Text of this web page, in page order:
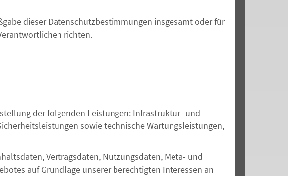
dieser Datenschutzbestimmungen insgesamt oder für
richten.
der folgenden Leistungen: Infrastruktur- und
sowie technische Wartungsleistungen,
Vertragsdaten, Nutzungsdaten, Meta- und
auf Grundlage unserer berechtigten Interessen an